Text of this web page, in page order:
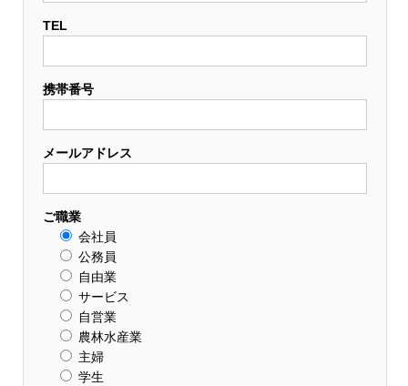
TEL
携帯番号
メールアドレス
ご職業
会社員
公務員
自由業
サービス
自営業
農林水産業
主婦
学生